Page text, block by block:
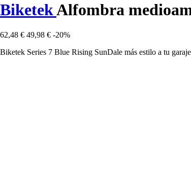
BiketekAlfombra
62,48 € 49,98 € -20%
Biketek Series 7 Blue Rising SunDale más estilo a tu